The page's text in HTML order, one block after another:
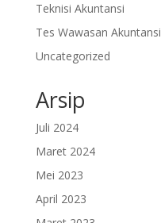
Teknisi Akuntansi
Tes Wawasan Akuntansi
Uncategorized
Arsip
Juli 2024
Maret 2024
Mei 2023
April 2023